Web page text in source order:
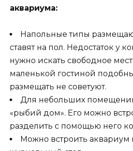
аквариума:
Напольные типы
ставят на пол. Недостаток у
нужно искать свободное
маленькой гостиной
размещать не советуют.
Для небольших
«рыбий дом». Его можно
разделить с помощью него
Можно встроить аквариум